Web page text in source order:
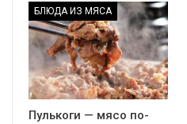
БЛЮДА ИЗ МЯСА
Пулькоги — мясо по-